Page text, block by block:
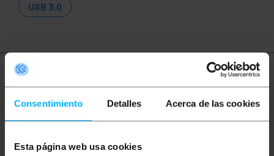
Consentimiento Detalles Acerca de las cookies
Esta página web usa cookies
USB 3.0
Ulteriori informazioni